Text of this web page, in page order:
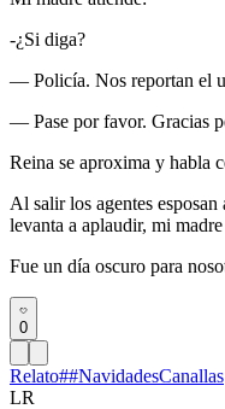
-¿Si diga?
— Policía. Nos reportan el
— Pase por favor. Gracias
Reina se aproxima y habla
Al salir los agentes
levanta a aplaudir, mi
Fue un día oscuro para
0
Relato##NavidadesCanallas
LR